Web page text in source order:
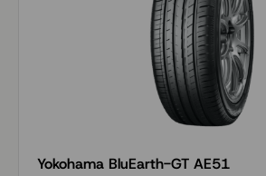
Yokohama BluEarth-GT AE51